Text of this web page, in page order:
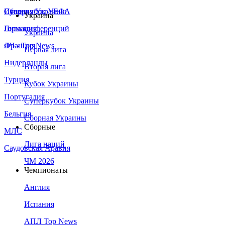
Сборная Украины
Италия
Германия
Франция
Нидерланды
Турция
Португалия
Бельгия
МЛС
Саудовская Аравия
Суперкубок УЕФА
Лига конференций
ЛЧ - Top News
Украина
Украина
Первая лига
Вторая лига
Кубок Украины
Суперкубок Украины
Сборная Украины
Сборные
Лига наций
ЧМ 2026
Чемпионаты
Англия
Испания
АПЛ Top News